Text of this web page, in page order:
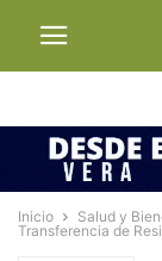
Inicio Salud y
Transferencia de